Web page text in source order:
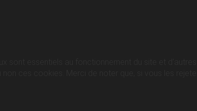
sont essentiels au fonctionnement du site et
ces cookies. Merci de noter que, si vous les